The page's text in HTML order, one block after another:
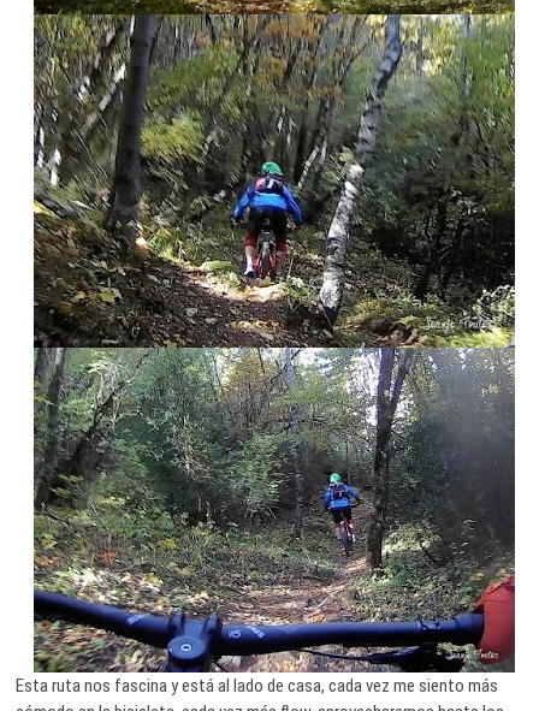
Esta ruta nos fascina y está al lado de casa, cada vez me siento más